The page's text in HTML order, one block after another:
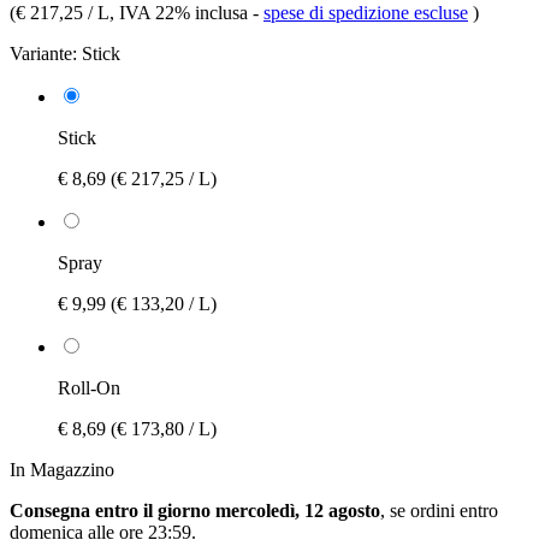
(€ 217,25 / L, IVA 22% inclusa - spese di spedizione escluse )
Variante: Stick
Stick
€ 8,69 (€ 217,25 / L)
Spray
€ 9,99 (€ 133,20 / L)
Roll-On
€ 8,69 (€ 173,80 / L)
In Magazzino
Consegna entro il giorno mercoledì, 12 agosto, se ordini entro
domenica alle ore 23:59.